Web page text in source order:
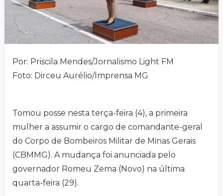
Por: Priscila Mendes/Jornalismo Light FM
Foto: Dirceu Aurélio/Imprensa MG
Tomou posse nesta terça-feira (4), a primeira
mulher a assumir o cargo de comandante-geral
do Corpo de Bombeiros Militar de Minas Gerais
(CBMMG). A mudança foi anunciada pelo
governador Romeu Zema (Novo) na última
quarta-feira (29).